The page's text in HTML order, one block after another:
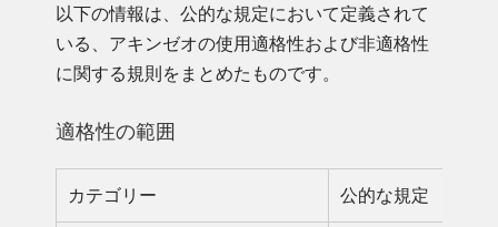
以下の情報は、公的な規定において定義されて
いる、アキンゼオの使用適格性および非適格性
に関する規則をまとめたものです。
適格性の範囲
カテゴリー 公的な規定